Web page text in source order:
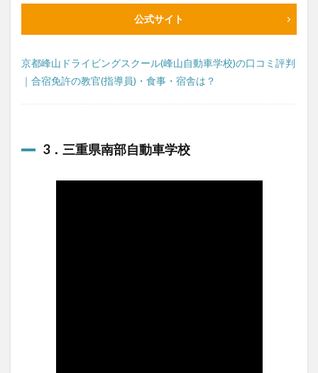
公式サイト
京都峰山ドライビングスクール(峰山自動車学校)の口コミ評判
｜合宿免許の教官(指導員)・食事・宿舎は？
3．三重県南部自動車学校